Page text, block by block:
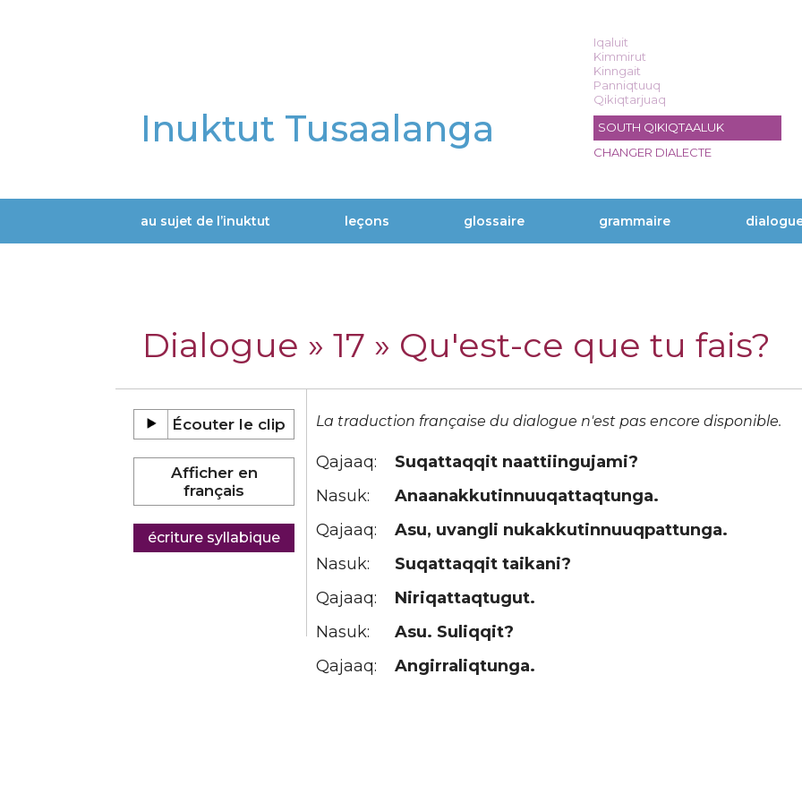
Inuktut Tusaalanga
Iqaluit
Kimmirut
Kinngait
Panniqtuuq
Qikiqtarjuaq
SOUTH QIKIQTAALUK
CHANGER DIALECTE
Main
au sujet de l’inuktut leçons glossaire grammaire
Dialogue » 17 » Qu'est-ce que tu fais?
La traduction française du dialogue n'est pas encore disponible.
Qajaaq:
Suqattaqqit naattiingujami?
Nasuk:
Anaanakkutinnuuqattaqtunga.
Qajaaq:
Asu, uvangli nukakkutinnuuqpattunga.
Nasuk:
Suqattaqqit taikani?
Qajaaq:
Niriqattaqtugut.
Nasuk:
Asu. Suliqqit?
Qajaaq:
Angirraliqtunga.